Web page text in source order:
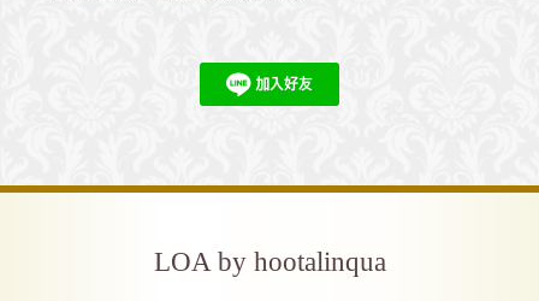
LOA by hootalinqua